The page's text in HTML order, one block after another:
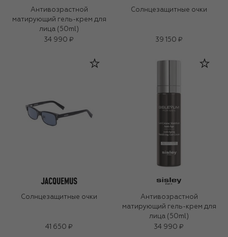
Антивозрастной
матирующий гель-крем для
лица (50ml)
34 990 ₽
Солнцезащитные очки
39 150 ₽
Солнцезащитные очки
41 650 ₽
Антивозрастной
матирующий гель-крем для
лица (50ml)
34 990 ₽